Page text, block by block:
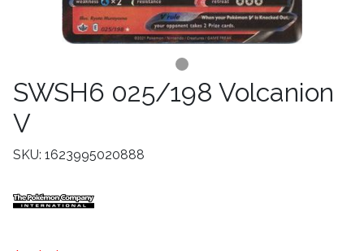
SWSH6 025/198 Volcanion
V
SKU: 1623995020888